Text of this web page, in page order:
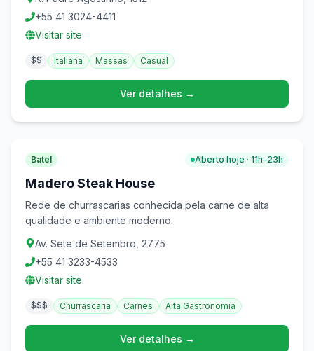
+55 41 3024-4411
Visitar site
$$ Italiana Massas Casual
Ver detalhes →
Batel Aberto hoje · 11h–23h
Madero Steak House
Rede de churrascarias conhecida pela carne de alta
qualidade e ambiente moderno.
Av. Sete de Setembro, 2775
+55 41 3233-4533
Visitar site
$$$ Churrascaria Carnes Alta Gastronomia
Ver detalhes →